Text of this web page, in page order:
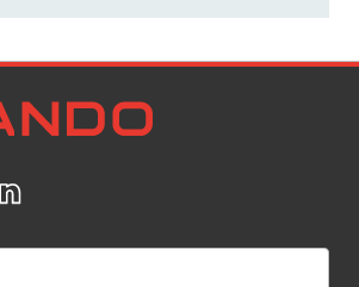
ich die
Datenschutzrichtlinien
Daten einverstanden.